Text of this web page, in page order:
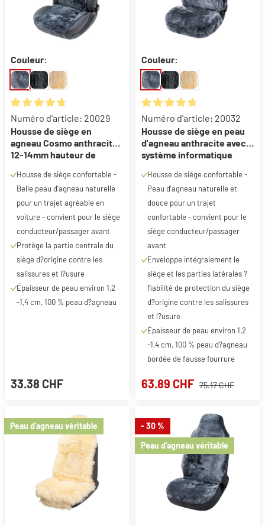
Couleur:
Note moyenne de 4.72 sur 5 étoiles
Numéro d'article: 20029
Housse de siège en
agneau Cosmo anthracite
12-14mm hauteur de
Housse de siège confortable -
Belle peau d'agneau naturelle
pour un trajet agréable en
voiture - convient pour le siège
conducteur/passager avant
Protège la partie centrale du
siège d?origine contre les
salissures et l?usure
Épaisseur de peau environ 1,2
-1,4 cm, 100 % peau d?agneau
33.38 CHF
Couleur:
Note moyenne de 4.8 sur 5
Numéro d'article: 20032
Housse de siège en peau
d'agneau anthracite avec
système informatique
Housse de siège confortable -
Peau d'agneau naturelle et
douce pour un trajet
confortable - convient pour le
siège conducteur/passager
avant
Enveloppe intégralement le
siège et les parties latérales ?
fiabilité de protection du siège
d?origine contre les salissures
et l?usure
Épaisseur de peau environ 1,2
-1,4 cm, 100 % peau d?agneau
bordée de fausse fourrure
63.89 CHF 75.17 CHF
Peau d'agneau véritable
- 30 %
Peau d'agneau véritable